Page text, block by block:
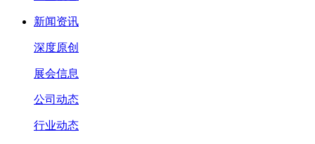
新闻资讯
深度原创
展会信息
公司动态
行业动态